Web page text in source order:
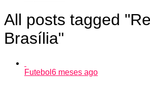
All posts tagged
Brasília"
Futebol 6 meses ago